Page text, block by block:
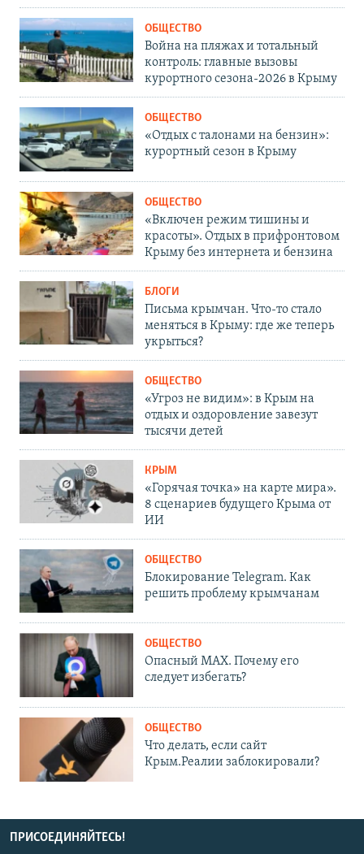
ОБЩЕСТВО
Война на пляжах и тотальный
контроль: главные вызовы
курортного сезона-2026 в Крыму
ОБЩЕСТВО
«Отдых с талонами на бензин»:
курортный сезон в Крыму
ОБЩЕСТВО
«Включен режим тишины и
красоты». Отдых в прифронтовом
Крыму без интернета и бензина
БЛОГИ
Письма крымчан. Что-то стало
меняться в Крыму: где же теперь
укрыться?
ОБЩЕСТВО
«Угроз не видим»: в Крым на
отдых и оздоровление завезут
тысячи детей
КРЫМ
«Горячая точка» на карте мира».
8 сценариев будущего Крыма от
ИИ
ОБЩЕСТВО
Блокирование Telegram. Как
решить проблему крымчанам
ОБЩЕСТВО
Опасный MAX. Почему его
следует избегать?
ОБЩЕСТВО
Что делать, если сайт
Крым.Реалии заблокировали?
ПРИСОЕДИНЯЙТЕСЬ!